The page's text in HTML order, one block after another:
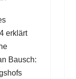
erklärt
Bausch: